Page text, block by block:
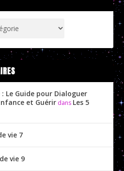
Le Guide pour Dialoguer
et Guérir dans Les 5
vie 7
vie 9